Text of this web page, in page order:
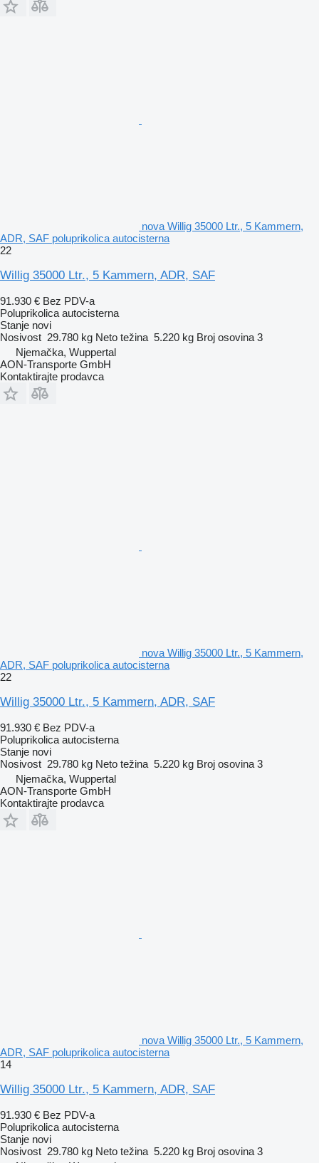
nova Willig 35000 Ltr., 5 Kammern,
ADR, SAF poluprikolica autocisterna
22
Willig 35000 Ltr., 5 Kammern, ADR, SAF
91.930 € Bez PDV-a
Poluprikolica autocisterna
Stanje novi
Nosivost 29.780 kg Neto težina 5.220 kg Broj osovina 3
Njemačka, Wuppertal
AON-Transporte GmbH
Kontaktirajte prodavca
nova Willig 35000 Ltr., 5 Kammern,
ADR, SAF poluprikolica autocisterna
22
Willig 35000 Ltr., 5 Kammern, ADR, SAF
91.930 € Bez PDV-a
Poluprikolica autocisterna
Stanje novi
Nosivost 29.780 kg Neto težina 5.220 kg Broj osovina 3
Njemačka, Wuppertal
AON-Transporte GmbH
Kontaktirajte prodavca
nova Willig 35000 Ltr., 5 Kammern,
ADR, SAF poluprikolica autocisterna
14
Willig 35000 Ltr., 5 Kammern, ADR, SAF
91.930 € Bez PDV-a
Poluprikolica autocisterna
Stanje novi
Nosivost 29.780 kg Neto težina 5.220 kg Broj osovina 3